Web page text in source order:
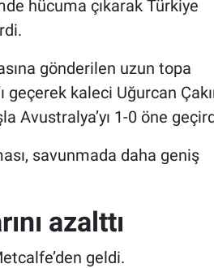
hücuma çıkarak Türkiye
gönderilen uzun topa
geçerek kaleci Uğurcan
Avustralya’yı 1-0 öne
savunmada daha geniş
azalttı
geldi.